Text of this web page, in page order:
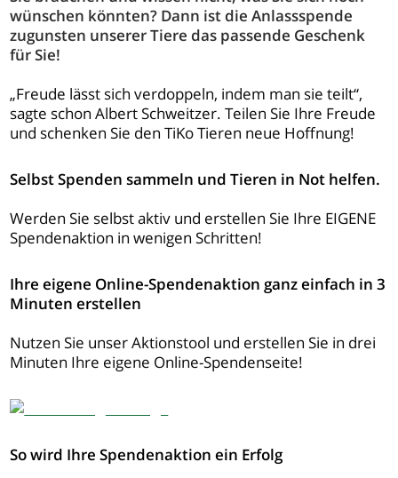
wünschen könnten? Dann ist die Anlassspende
zugunsten unserer Tiere das passende Geschenk
für Sie!
„Freude lässt sich verdoppeln, indem man sie teilt“,
sagte schon Albert Schweitzer. Teilen Sie Ihre Freude
und schenken Sie den TiKo Tieren neue Hoffnung!
Selbst Spenden sammeln und Tieren in Not helfen.
Werden Sie selbst aktiv und erstellen Sie Ihre EIGENE
Spendenaktion in wenigen Schritten!
Ihre eigene Online-Spendenaktion ganz einfach in 3
Minuten erstellen
Nutzen Sie unser Aktionstool und erstellen Sie in drei
Minuten Ihre eigene Online-Spendenseite!
So wird Ihre Spendenaktion ein Erfolg